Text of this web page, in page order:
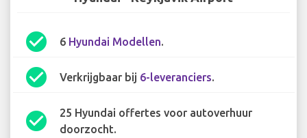
check_circle 6 Hyundai Modellen.
check_circle Verkrijgbaar bij 6-leveranciers.
check_circle
25 Hyundai offertes voor autoverhuur
doorzocht.